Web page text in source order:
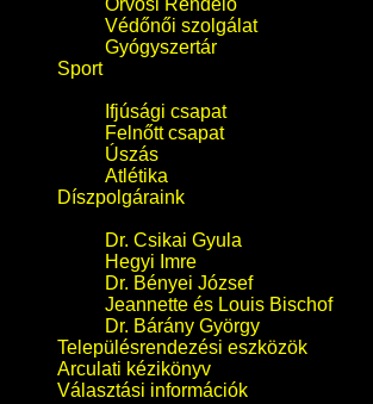
Orvosi Rendelő
Védőnői szolgálat
Gyógyszertár
Sport
Ifjúsági csapat
Felnőtt csapat
Úszás
Atlétika
Díszpolgáraink
Dr. Csikai Gyula
Hegyi Imre
Dr. Bényei József
Jeannette és Louis Bischof
Dr. Bárány György
Településrendezési eszközök
Arculati kézikönyv
Választási információk